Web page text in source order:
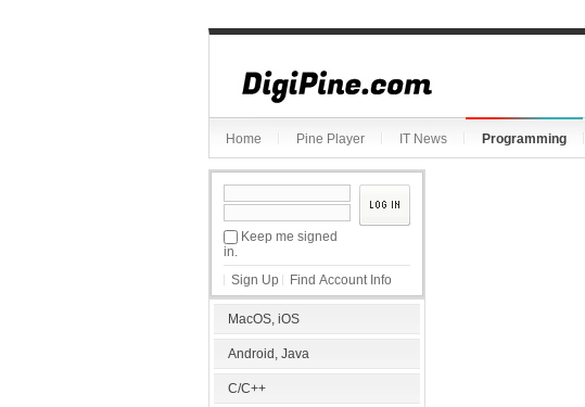
Home Pine Player IT News Programming
Keep me signed
in.
Sign Up
Find Account Info
MacOS, iOS
Android, Java
C/C++